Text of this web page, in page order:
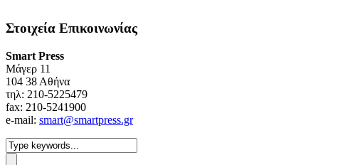
Στοιχεία Επικοινωνίας
Smart Press
Mάγερ 11
104 38 Αθήνα
τηλ: 210-5225479
fax: 210-5241900
e-mail: smart@smartpress.gr